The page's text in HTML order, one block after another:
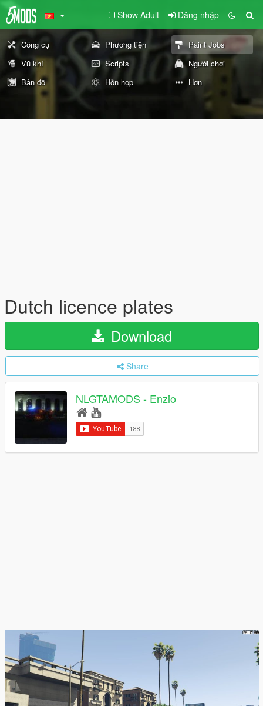
Show Adult Đăng nhập
Công cụ Phương tiện
Paint Jobs
Vũ khí
Scripts
Người chơi
Bản đồ
Hỗn hợp Hơn
Dutch licence plates
Download
Share
NLGTAMODS - Enzio